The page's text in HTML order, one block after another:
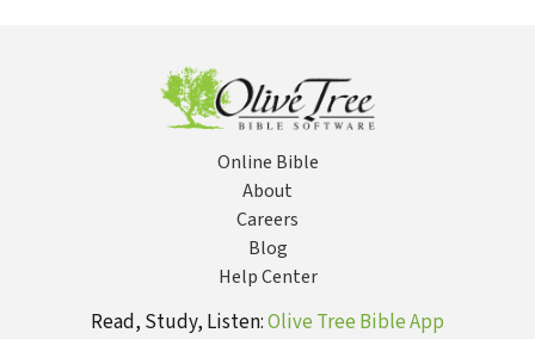
Online Bible
About
Careers
Blog
Help Center
Read, Study, Listen:Olive Tree Bible App